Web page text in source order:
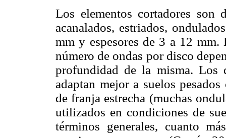
Los elementos cortadores
acanalados, estriados,
mm y espesores de 3 a 12
número de ondas por disco
profundidad de la misma. Los
adaptan mejor a suelos
de franja estrecha (muchas
utilizados en condiciones de
términos generales, cuanto